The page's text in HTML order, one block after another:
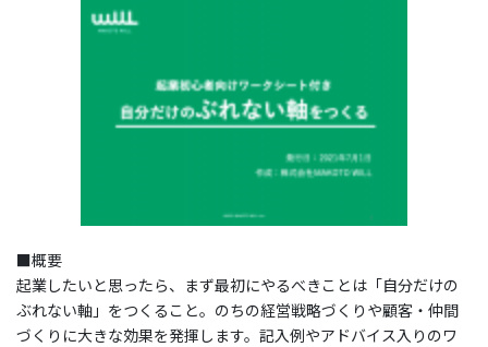
■概要
起業したいと思ったら、まず最初にやるべきことは「自分だけの
ぶれない軸」をつくること。のちの経営戦略づくりや顧客・仲間
づくりに大きな効果を発揮します。記入例やアドバイス入りのワ